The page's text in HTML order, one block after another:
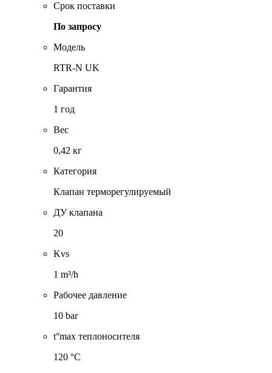
Срок поставки
По запросу
Модель
RTR-N UK
Гарантия
1 год
Вес
0,42 кг
Категория
Клапан терморегулируемый
ДУ клапана
20
Kvs
1 m³/h
Рабочее давление
10 bar
t°max теплоносителя
120 °C